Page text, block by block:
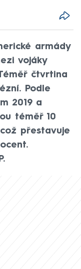
armády
vojáky
čtvrtina
Podle
2019 a
téměř 10
přestavuje